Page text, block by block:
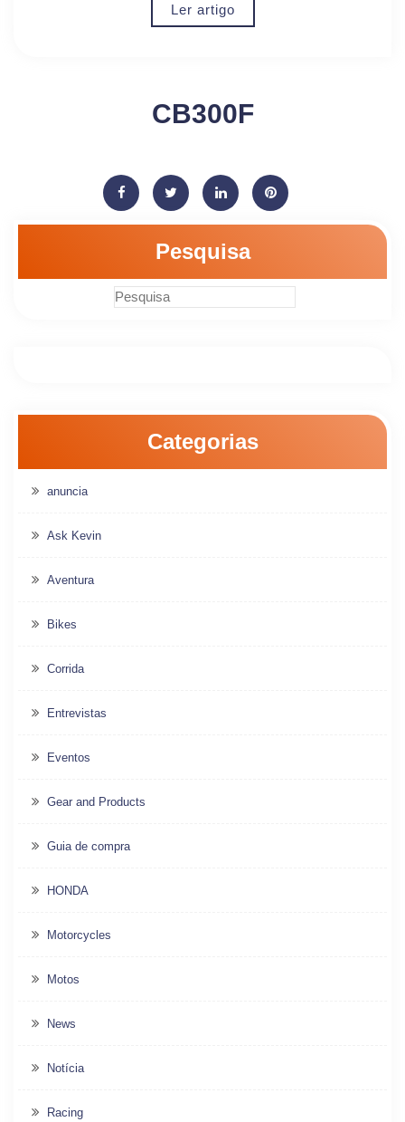
Ler artigo
CB300F
Pesquisa
Categorias
anuncia
Ask Kevin
Aventura
Bikes
Corrida
Entrevistas
Eventos
Gear and Products
Guia de compra
HONDA
Motorcycles
Motos
News
Notícia
Racing